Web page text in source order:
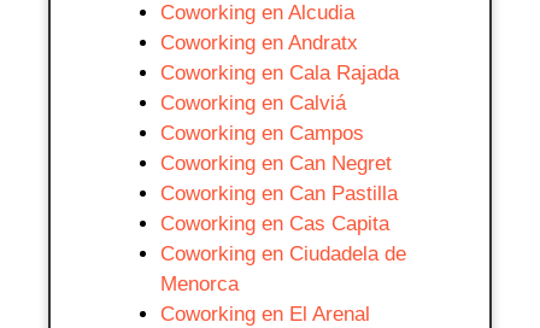
Coworking en Alcudia
Coworking en Andratx
Coworking en Cala Rajada
Coworking en Calviá
Coworking en Campos
Coworking en Can Negret
Coworking en Can Pastilla
Coworking en Cas Capita
Coworking en Ciudadela de
Menorca
Coworking en El Arenal